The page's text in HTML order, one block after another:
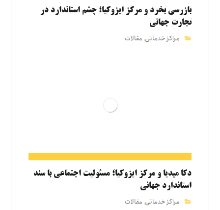
بازرسی بخرد و مرکز ایزوکیا؛ چشم استاندارد در
تجارت جهانی
مراکز خدماتی, مقالات
دکا میدیا و مرکز ایزوکیا؛ مسئولیت اجتماعی با سند
استاندارد جهانی
مراکز خدماتی,مقالات